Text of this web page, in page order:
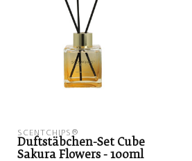
SCENTCHIPS®
Duftstäbchen-Set Cube
Sakura Flowers - 100ml